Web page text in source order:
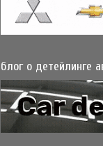
блог о детейлинге